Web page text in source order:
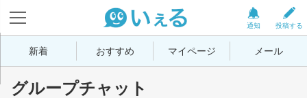
投稿する
通知
新着 おすすめ マイページ メール
グループチャット